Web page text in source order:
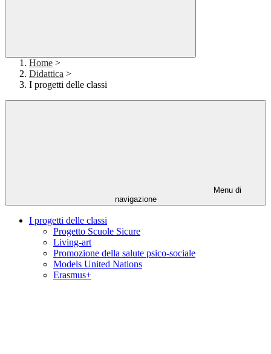
Home >
Didattica >
I progetti delle classi
Menu di
navigazione
I progetti delle classi
Progetto Scuole Sicure
Living-art
Promozione della salute psico-sociale
Models United Nations
Erasmus+